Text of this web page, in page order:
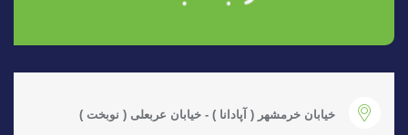
خیابان خرمشهر ( آپادانا ) - خیابان عربعلی ( نوبخت )